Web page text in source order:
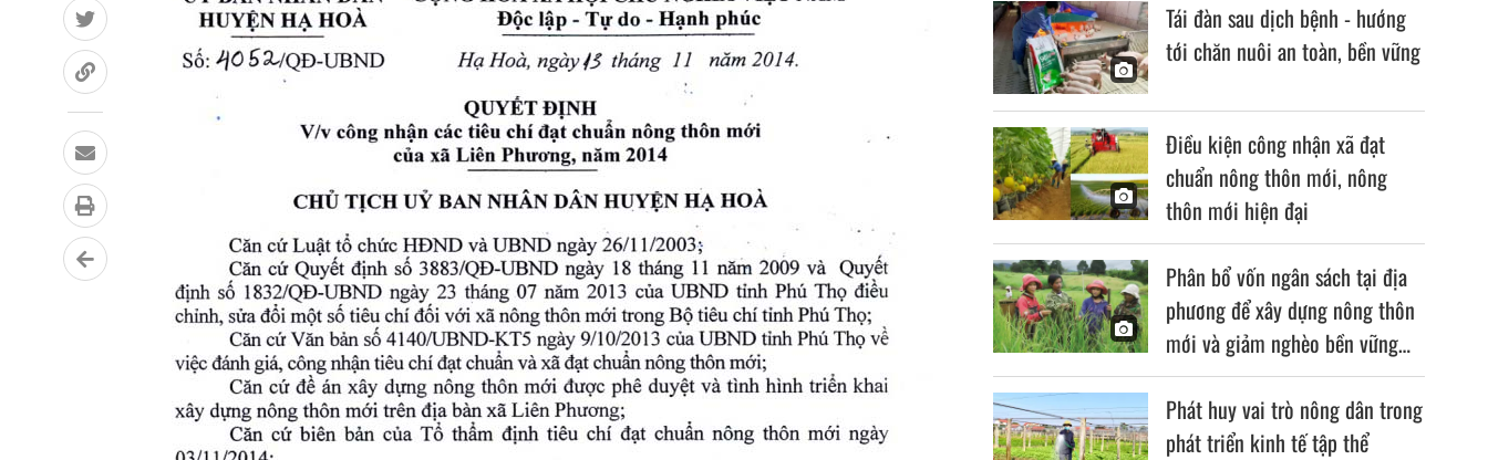
Tái đàn sau dịch bệnh - hướng
tới chăn nuôi an toàn, bền vững
Điều kiện công nhận xã đạt
chuẩn nông thôn mới, nông
thôn mới hiện đại
Phân bổ vốn ngân sách tại địa
phương để xây dựng nông thôn
mới và giảm nghèo bền vững
giai đoạn 2026–2030
Phát huy vai trò nông dân trong
phát triển kinh tế tập thể